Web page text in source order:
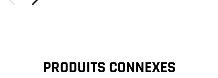
PRODUITS CONNEXES